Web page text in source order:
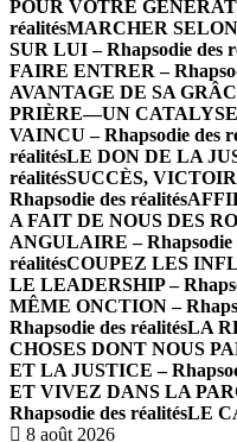
POUR VOTRE
réalitésMARCHER SELON
SUR LUI – Rhapsodie des
FAIRE ENTRER –
AVANTAGE DE SA
PRIÈRE—UN
VAINCU – Rhapsodie des
réalitésLE DON DE LA
réalitésSUCCÈS,
Rhapsodie des réalités
A FAIT DE NOUS DES
ANGULAIRE – Rhapsodie
réalitésCOUPEZ LES
LE LEADERSHIP –
MÊME ONCTION –
Rhapsodie des réalitésLA
CHOSES DONT NOUS
ET LA JUSTICE –
ET VIVEZ DANS LA
Rhapsodie des réalitésLE
8 août 2026